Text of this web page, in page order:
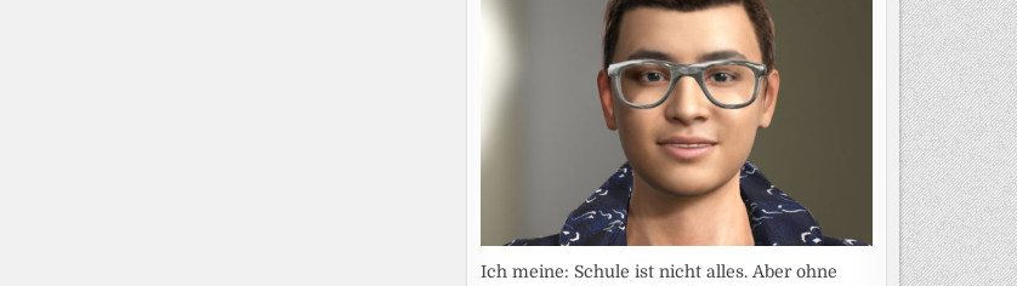
Ich meine: Schule ist nicht alles. Aber ohne